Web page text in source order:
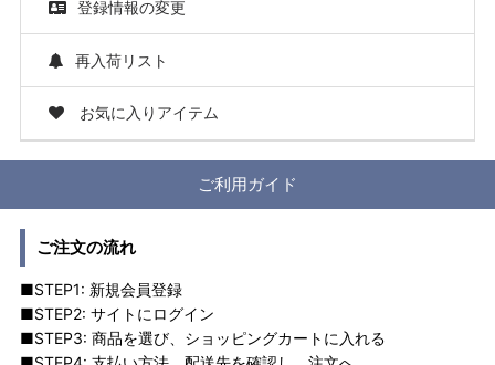
登録情報の変更
再入荷リスト
お気に入りアイテム
ご利用ガイド
ご注文の流れ
■STEP1: 新規会員登録
■STEP2: サイトにログイン
■STEP3: 商品を選び、ショッピングカートに入れる